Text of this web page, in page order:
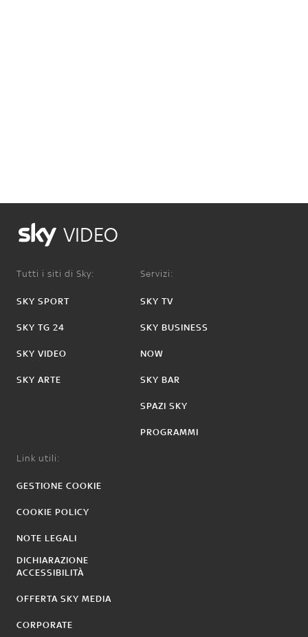
VIDEO
Tutti i siti di Sky:
SKY SPORT
SKY TG 24
SKY VIDEO
SKY ARTE
Servizi:
SKY TV
SKY BUSINESS
NOW
SKY BAR
SPAZI SKY
PROGRAMMI
Link utili:
GESTIONE COOKIE
COOKIE POLICY
NOTE LEGALI
DICHIARAZIONE
ACCESSIBILITÀ
OFFERTA SKY MEDIA
CORPORATE